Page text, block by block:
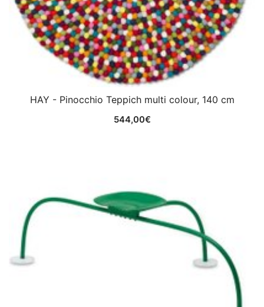
HAY - Pinocchio Teppich multi colour, 140 cm
544,00€